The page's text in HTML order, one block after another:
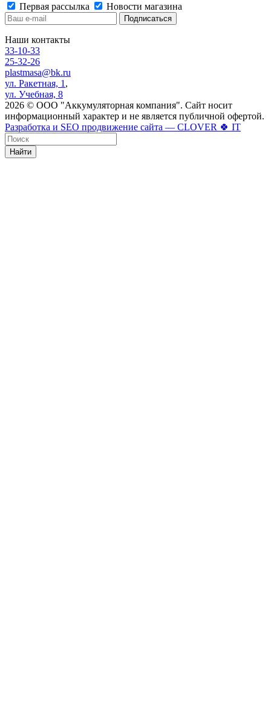
Первая рассылка
Новости магазина
Наши контакты
33-10-33
25-32-26
plastmasa@bk.ru
ул. Ракетная, 1 ,
ул. Учебная, 8
2026 © ООО "Аккумуляторная компания". Сайт носит
информационный характер и не является публичной офертой.
Разработка и SEO продвижение сайта — CLOVER 🍀 IT
Найти